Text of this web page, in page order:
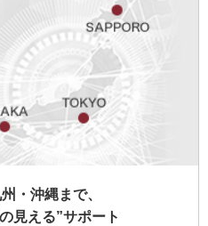
・沖縄まで、
見える”サポート